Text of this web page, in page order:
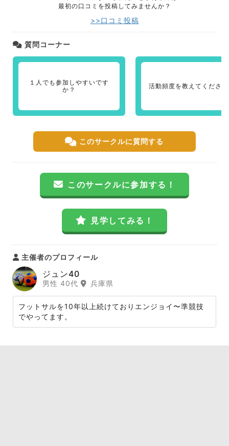
最初の口コミを投稿してみませんか？
>>口コミ投稿
質問コーナー
１人でも参加しやすいです
か？
活動頻度を教えてくださ
このサークルに質問する
このサークルに参加する！
見学してみる！
主催者のプロフィール
ジュン40
男性 40代 兵庫県
フットサルを10年以上続けておりエンジョイ〜準競技
でやってます。